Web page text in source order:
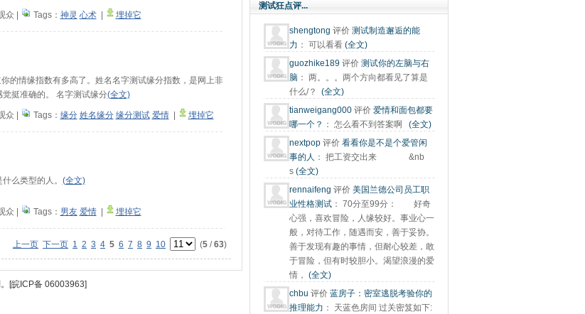
测试狂点评...
shengtong 评价 测试制造邂逅的能
力 ： 可以看看(全文)
guozhike189 评价 测试你的左脑与右
脑 ： 两。。。两个方向都看见了算是
什么/？
(全文)
tianweigang000评价 爱情和面包都要
哪一个？ ： 怎么看不到答案啊
(全文)
nextpop评价 看看你是不是个爱管闲
事的人 ： 把工资交出来 &nb
s(全文)
rennaifeng 评价 美国兰德公司员工职
业性格测试： 70分至99分： 好奇
心强，喜欢冒险，人缘较好。事业心一
般，对待工作，随遇而安，善于妥协。
善于发现有趣的事情，但耐心较差，敢
于冒险，但有时较胆小。渴望浪漫的爱
情， (全文)
chbu 评价 蓝房子：密室逃脱考验你的
推理能力 ：
天蓝色房间 过关密笈如下:
众 Tags： 神灵 心术| 埋掉它
的情缘指数有多高了。姓名名字测试缘分指数，是网上非
挺准确的。 名字测试缘分(全文)
众 Tags： 缘分 姓名缘分 缘分测试 爱情| 埋掉它
么类型的人。 (全文)
众 Tags： 男友 爱情| 埋掉它
上一页 下一页 1 2 3 4 5 6 7 8 9 10 (5 /63)
[皖ICP备 06003963]